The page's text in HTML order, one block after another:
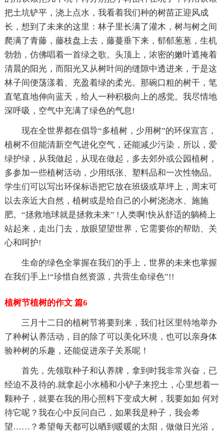
把土坑铲平，浇上点水，我看着我们种的树苗正迎风成
长，想到了未来的这里：林子里长满了灌木，树与树之间
爬满了青藤，藤枝盘上去，藤蔓垂下来，郁郁葱葱，生机
勃勃，仿佛唱着一首绿之歌。头顶上，浓密的嫩叶遮掩着
清晨的阳光，而阳光又从树叶间的缝隙中透进来，于是这
林子间便荡漾着、充盈着绿的柔光。那碗口粗的树干，笔
直笔直地伸向蓝天，给人一种积极向上的感觉。我尽情地
深呼吸，空气中充满了绿色的气息!
现在全世界都在倡导“多植树，少用树”的环保宣言，
植树不但能清新空气进化空气，还能减少污染，所以，爱
绿护绿，从我做起，从现在做起，多去郊外或公园植树，
多参加一些植树活动，少用纸张、塑料品和一次性物品。
学生们可以写出环保标语把它放在班级或草坪上，周末可
以去亲近大自然，植树或是给自己的小树浇浇水、施施
肥。“拯救地球就是拯救未来” !人类啊!快从舒适的躺椅上
站起来，走出门去，放眼望望世界，它需要你的帮助、关
心和呵护!
生命的绿色全掌握在我们的手上，世界的未来也掌握
在我们手上!“珍惜自然资源，共营生命绿色”!!
植树节植树的作文 篇6
三月十二日的植树节将要到来，我们社区里特地举办
了种树认养活动，目的除了可以美化环境，也可以亲身体
验种树的乐趣，还能促进亲子关系呢！
首先，先领取种子和认养牌，拿到时我非常兴奋，已
经迫不及待的.就拿起小水桶和小铲子来挖土，心里想着一
颗种子，就要在我的用心照料下变成大树，我要如如 何对
待它呢？我在心中反问自己，如果我是种子，我会希
望……？希望每天都可以晒到暖暖的太阳，做做日光浴，